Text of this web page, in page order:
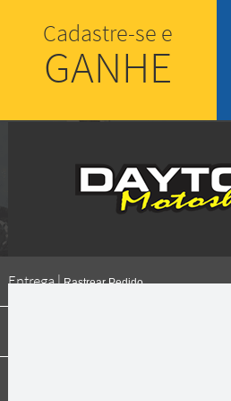
Cadastre-se e
GANHE
Entrega |Rastrear Pedido